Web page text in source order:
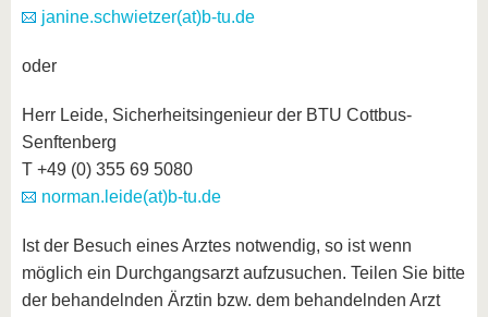
janine.schwietzer(at)b-tu.de
oder
Herr Leide, Sicherheitsingenieur der BTU Cottbus-
Senftenberg
T +49 (0) 355 69 5080
norman.leide(at)b-tu.de
Ist der Besuch eines Arztes notwendig, so ist wenn
möglich ein Durchgangsarzt aufzusuchen. Teilen Sie bitte
der behandelnden Ärztin bzw. dem behandelnden Arzt